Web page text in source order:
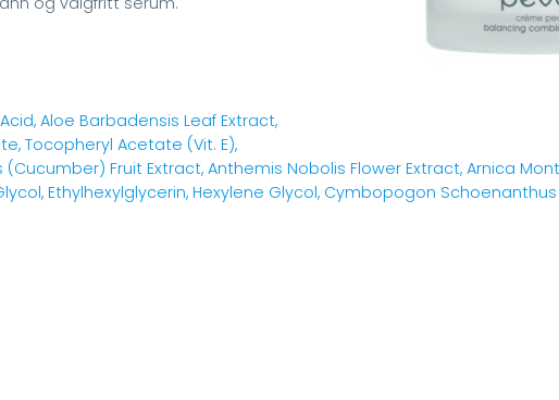
Aloe Barbadensis Leaf Extract,
Tocopheryl Acetate (Vit. E),
Fruit Extract, Anthemis Nobolis Flower Extract, Arnica
Ethylhexylglycerin, Hexylene Glycol, Cymbopogon Schoenanthus